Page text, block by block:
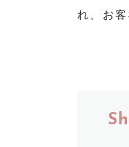
れ、お